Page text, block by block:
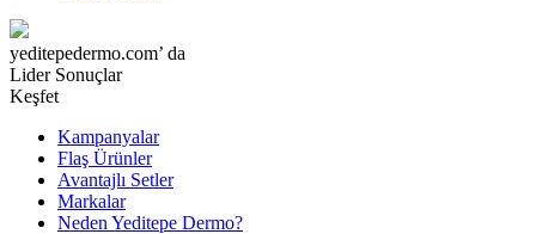
yeditepedermo.com’ da
Lider Sonuçlar
Keşfet
Kampanyalar
Flaş Ürünler
Avantajlı Setler
Markalar
Neden Yeditepe Dermo?